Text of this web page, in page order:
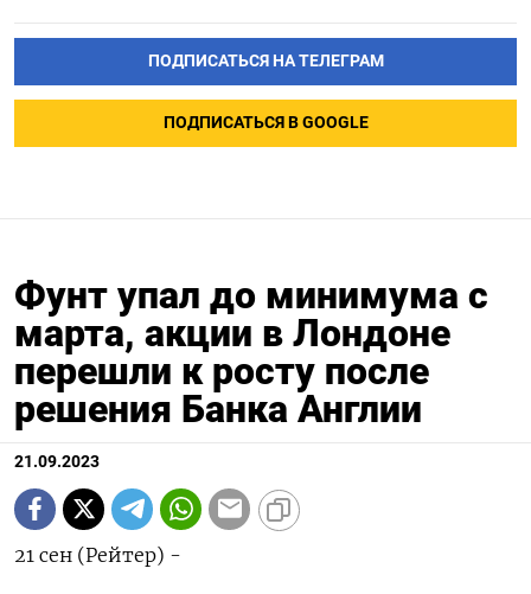
ПОДПИСАТЬСЯ НА ТЕЛЕГРАМ
ПОДПИСАТЬСЯ В GOOGLE
Фунт упал до минимума с
марта, акции в Лондоне
перешли к росту после
решения Банка Англии
21.09.2023
21 сен (Рейтер) -